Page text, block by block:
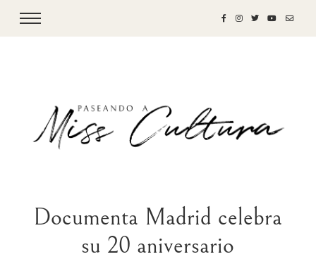
Documenta Madrid celebra
su 20 aniversario